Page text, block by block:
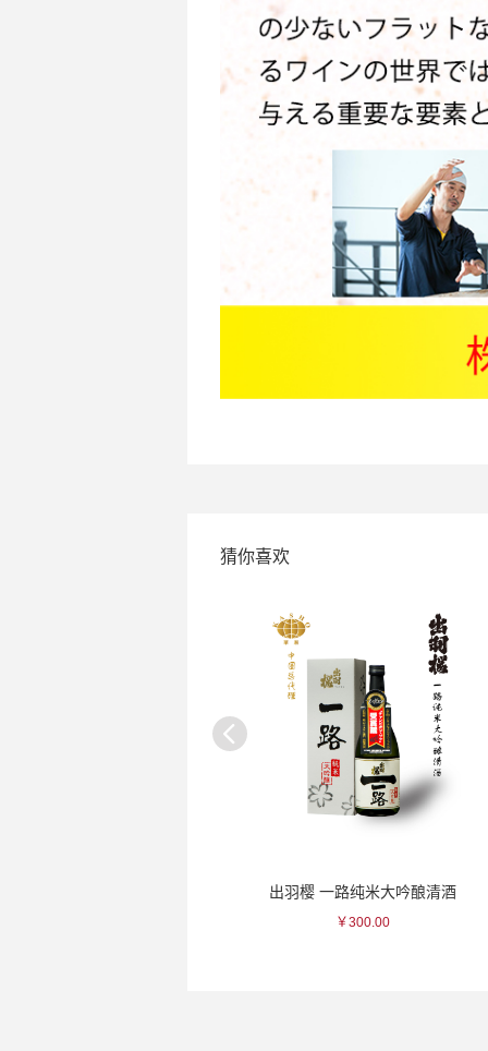
猜你喜欢
小正 黑本格芋烧酒
￥127.00